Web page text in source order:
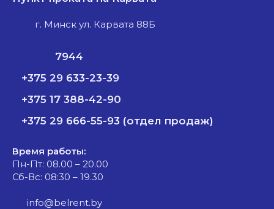
г. Минск ул. Карвата 88Б
7944
+375 29 633-23-39
+375 17 388-42-90
+375 29 666-55-93 (отдел продаж)
Время работы:
Пн-Пт: 08.00 – 20.00
Сб-Вс: 08:30 – 19.30
info@belrent.by